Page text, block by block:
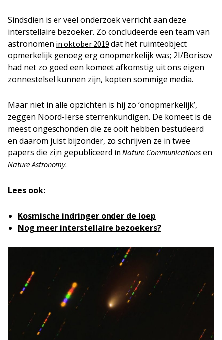
Sindsdien is er veel onderzoek verricht aan deze
interstellaire bezoeker. Zo concludeerde een team van
astronomen in oktober 2019 dat het ruimteobject
opmerkelijk genoeg erg onopmerkelijk was; 2I/Borisov
had net zo goed een komeet afkomstig uit ons eigen
zonnestelsel kunnen zijn, kopten sommige media.
Maar niet in alle opzichten is hij zo ‘onopmerkelijk’,
zeggen Noord-Ierse sterrenkundigen. De komeet is de
meest ongeschonden die ze ooit hebben bestudeerd
en daarom juist bijzonder, zo schrijven ze in twee
papers die zijn gepubliceerd in Nature Communications en
Nature Astronomy.
Lees ook:
Kosmische indringer onder de loep
Nog meer interstellaire bezoekers?